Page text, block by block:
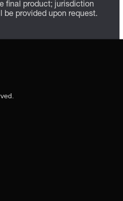
final product; jurisdiction
provided upon request.